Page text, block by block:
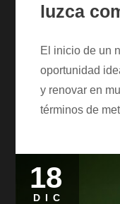
luzca
El inicio de un
oportunidad
y renovar en
términos de
Posted
on
18
DIC